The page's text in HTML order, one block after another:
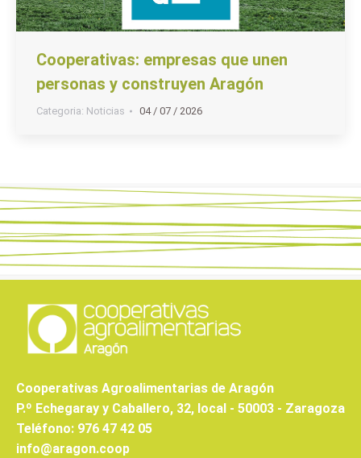
Cooperativas: empresas que unen
personas y construyen Aragón
Categoria: Noticias 04 / 07 / 2026
Cooperativas Agroalimentarias de Aragón
P.º Echegaray y Caballero, 32, local - 50003 - Zaragoza
Teléfono: 976 47 42 05
info@aragon.coop